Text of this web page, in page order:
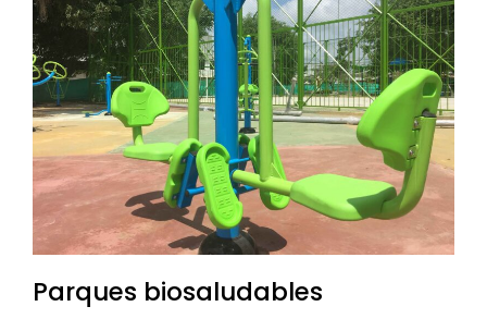
Parques biosaludables